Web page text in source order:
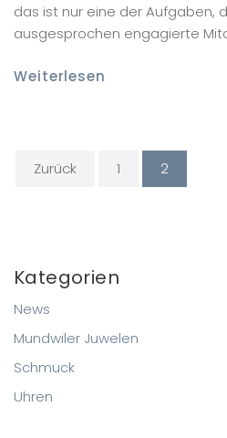
das ist nur eine der Aufgaben,
ausgesprochen engagierte
Weiterlesen
Zurück 1 2
Kategorien
News
Mundwiler Juwelen
Schmuck
Uhren